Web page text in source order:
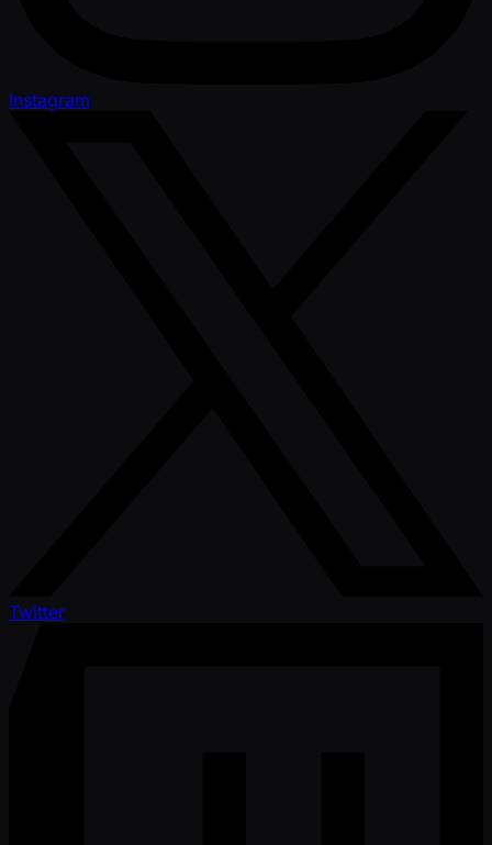
Instagram
Twitter